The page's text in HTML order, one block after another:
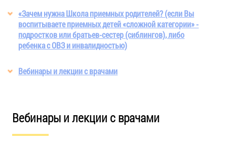
«Зачем нужна Школа приемных родителей? (если Вы
воспитываете приемных детей «сложной категории» -
подростков или братьев-сестер (сиблингов), либо
ребенка с ОВЗ и инвалидностью)
Вебинары и лекции с врачами
Вебинары и лекции с врачами